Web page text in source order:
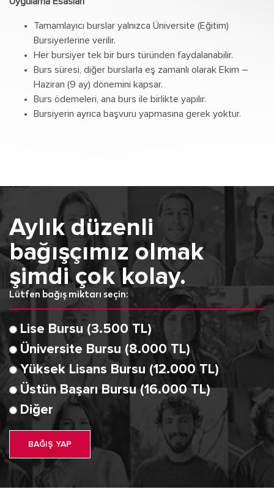
Tamamlayıcı burslar yalnızca Üniversite (Eğitim)
Bursiyerlerine verilir.
Her bursiyer tek bir burs türünden faydalanabilir.
Burs süresi, diğer burslarla eş zamanlı olarak Ekim –
Haziran (9 ay) dönemini kapsar.
Burs ödemeleri, ana burs ile birlikte yapılır.
Bursiyerin ayrıca başvuru yapmasına gerek yoktur.
Aylık düzenli
bağışçımız olmak
şimdi çok kolay.
Lütfen bağış miktarı seçin:
Lise Bursu (3.500 TL)
Üniversite Bursu (8.000 TL)
Yüksek Lisans Bursu (12.000 TL)
Üstün Başarı Bursu (16.000 TL)
Diğer
BAĞIŞ YAP